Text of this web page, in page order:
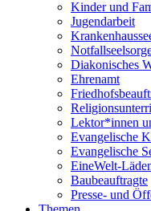
Kinder und
Jugendarbeit
Diakonisches
Ehrenamt
Lektor*innen
Evangelische
Evangelische
EineWelt-
Baubeauftragte
Presse- und